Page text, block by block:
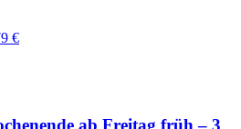
€
ab Freitag früh – 3